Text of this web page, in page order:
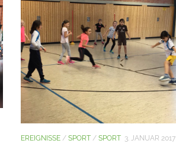
EREIGNISSE / SPORT / SPORT 3. JANUAR 2017